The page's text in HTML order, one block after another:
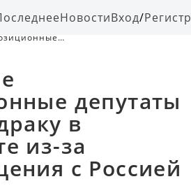
НовостиВход/
депутаты
в
из-за
с Россией